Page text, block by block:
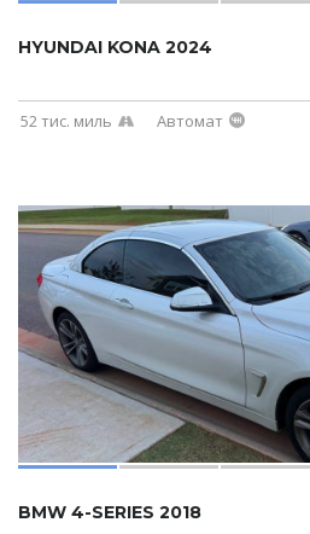
HYUNDAI KONA 2024
52 тис. миль Автомат
BMW 4-SERIES 2018